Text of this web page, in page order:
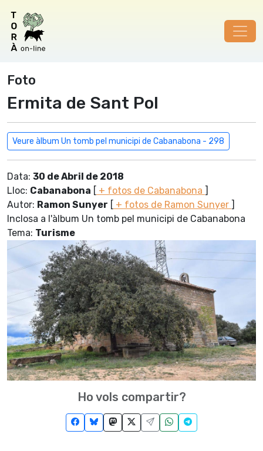
Foto
Ermita de Sant Pol
Veure àlbum Un tomb pel municipi de Cabanabona - 298
Data: 30 de Abril de 2018
Lloc: Cabanabona [ + fotos de Cabanabona ]
Autor: Ramon Sunyer [ + fotos de Ramon Sunyer ]
Inclosa a l'àlbum Un tomb pel municipi de Cabanabona
Tema: Turisme
Ho vols compartir?